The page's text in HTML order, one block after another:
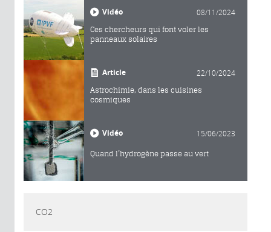
Vidéo 08/11/2024
Ces chercheurs qui font voler les
panneaux solaires
Article 22/10/2024
Astrochimie, dans les cuisines
cosmiques
Vidéo 15/06/2023
Quand l’hydrogène passe au vert
CO2